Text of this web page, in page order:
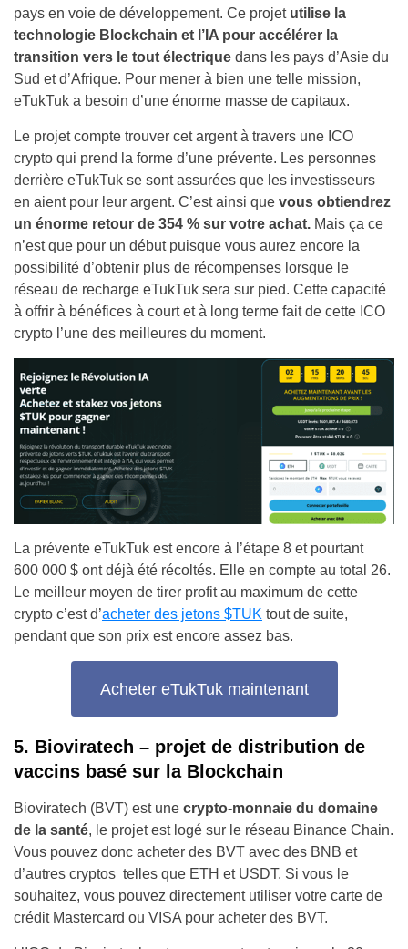
pays en voie de développement. Ce projet utilise la
technologie Blockchain et l’IA pour accélérer la
transition vers le tout électrique dans les pays d’Asie du
Sud et d’Afrique. Pour mener à bien une telle mission,
eTukTuk a besoin d’une énorme masse de capitaux.
Le projet compte trouver cet argent à travers une ICO
crypto qui prend la forme d’une prévente. Les personnes
derrière eTukTuk se sont assurées que les investisseurs
en aient pour leur argent. C’est ainsi que vous obtiendrez
un énorme retour de 354 % sur votre achat. Mais ça ce
n’est que pour un début puisque vous aurez encore la
possibilité d’obtenir plus de récompenses lorsque le
réseau de recharge eTukTuk sera sur pied. Cette capacité
à offrir à bénéfices à court et à long terme fait de cette ICO
crypto l’une des meilleures du moment.
La prévente eTukTuk est encore à l’étape 8 et pourtant
600 000 $ ont déjà été récoltés. Elle en compte au total 26.
Le meilleur moyen de tirer profit au maximum de cette
crypto c’est d’acheter des jetons $TUK tout de suite,
pendant que son prix est encore assez bas.
Acheter eTukTuk maintenant
5. Bioviratech – projet de distribution de
vaccins basé sur la Blockchain
Bioviratech (BVT) est une crypto-monnaie du domaine
de la santé, le projet est logé sur le réseau Binance Chain.
Vous pouvez donc acheter des BVT avec des BNB et
d’autres cryptos telles que ETH et USDT. Si vous le
souhaitez, vous pouvez directement utiliser votre carte de
crédit Mastercard ou VISA pour acheter des BVT.